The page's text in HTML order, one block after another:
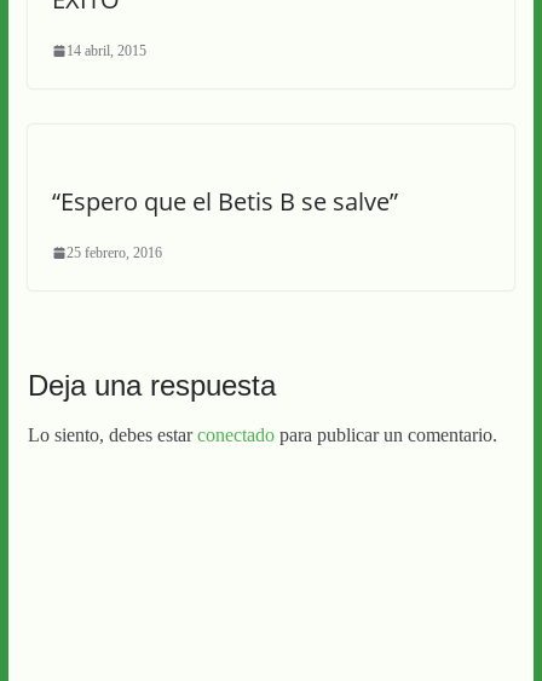
14 abril, 2015
“Espero que el Betis B se salve”
25 febrero, 2016
Deja una respuesta
Lo siento, debes estarconectadopara publicar un comentario.